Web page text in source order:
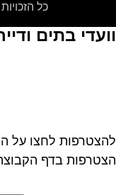
כל
בתים
לחצו על
בדף הקבוצה